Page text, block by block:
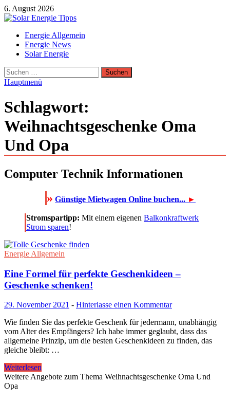
Zum
Inhalt
6. August 2026
Solar Energie Tipps
Solar Energie und Photovoltaik Informationen und Tipps
Energie Allgemein
Energie News
Solar Energie
Suchen
nach:
Hauptmenü
Schlagwort:
Weihnachtsgeschenke Oma
Und Opa
Computer Technik Informationen
» Günstige Mietwagen Online buchen... ►
Stromspartipp: Mit einem eigenen Balkonkraftwerk
Strom sparen!
Energie Allgemein
Eine Formel für perfekte Geschenkideen –
Geschenke schenken!
29. November 2021 - Hinterlasse einen Kommentar
Wie finden Sie das perfekte Geschenk für jedermann, unabhängig
vom Alter des Empfängers? Ich habe immer geglaubt, dass das
allgemeine Prinzip, um die besten Geschenkideen zu finden, das
gleiche bleibt: …
Weiterlesen
Weitere Angebote zum Thema Weihnachtsgeschenke Oma Und
Opa